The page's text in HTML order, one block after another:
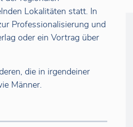
Lokalitäten statt. In
Professionalisierung und
oder ein Vortrag über
die in irgendeiner
Männer.